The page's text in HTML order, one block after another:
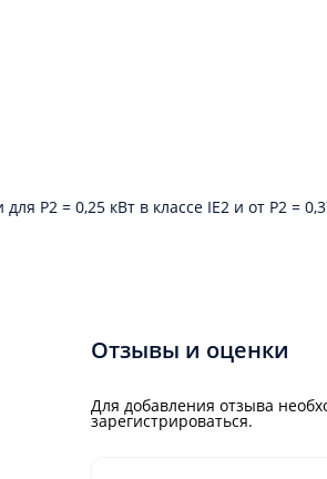
= 0,25 кВт в классе IE2 и от P2 =
Отзывы и оценки
Для добавления отзыва
зарегистрироваться.